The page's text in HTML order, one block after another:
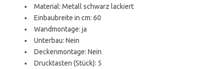
Material: Metall schwarz lackiert
Einbaubreite in cm: 60
Wandmontage: ja
Unterbau: Nein
Deckenmontage: Nein
Drucktasten (Stück): 5